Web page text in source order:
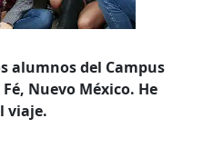
alumnos del Campus
Nuevo México. He
viaje.